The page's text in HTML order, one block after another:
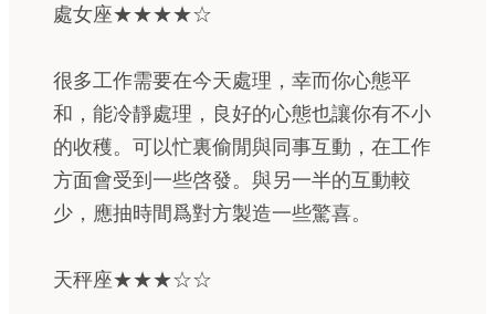
處女座★★★★☆
很多工作需要在今天處理，幸而你心態平
和，能冷靜處理，良好的心態也讓你有不小
的收穫。可以忙裏偷閒與同事互動，在工作
方面會受到一些啓發。與另一半的互動較
少，應抽時間爲對方製造一些驚喜。
天秤座★★★☆☆